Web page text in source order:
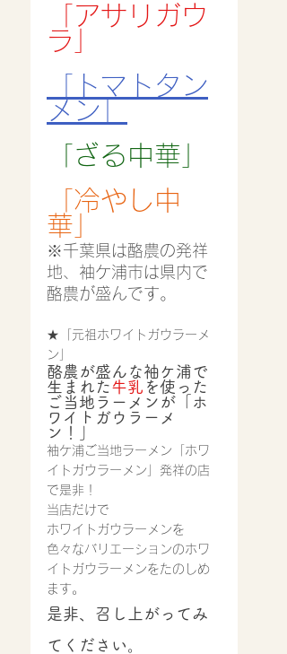
「アサリガウ
ラ」
「トマトタン
メン」
「ざる中華」
「冷やし中
華」
※千葉県は酪農の発祥
地、袖ケ浦市は県内で
酪農が盛んです。
★「元祖ホワイトガウラーメ
ン」
酪農が盛んな袖ケ浦で
生まれた牛乳 を使った
ご当地ラーメンが「ホ
ワイトガウラーメ
ン！」
袖ケ浦ご当地ラーメン「ホワ
イトガウラーメン」発祥の店
で是非！
当店だけで
ホワイトガウラーメンを
色々なバリエーションのホワ
イトガウラーメンをたのしめ
ます。
是非、召し上がってみ
てください。